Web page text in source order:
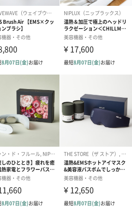
やお泊まりの時でもスマートに持ち運
ィットするゴムバンドと、調整アジャ
にラクラク調整できます。
ときをお届けしたい…
はあなたのリラックスタイムをサポー
機能」「使い心地」にとことんこだわ
体のケアと癒し』をコンセプトとした
香りの商品を中心に扱っています。
ス時間をお届けします。